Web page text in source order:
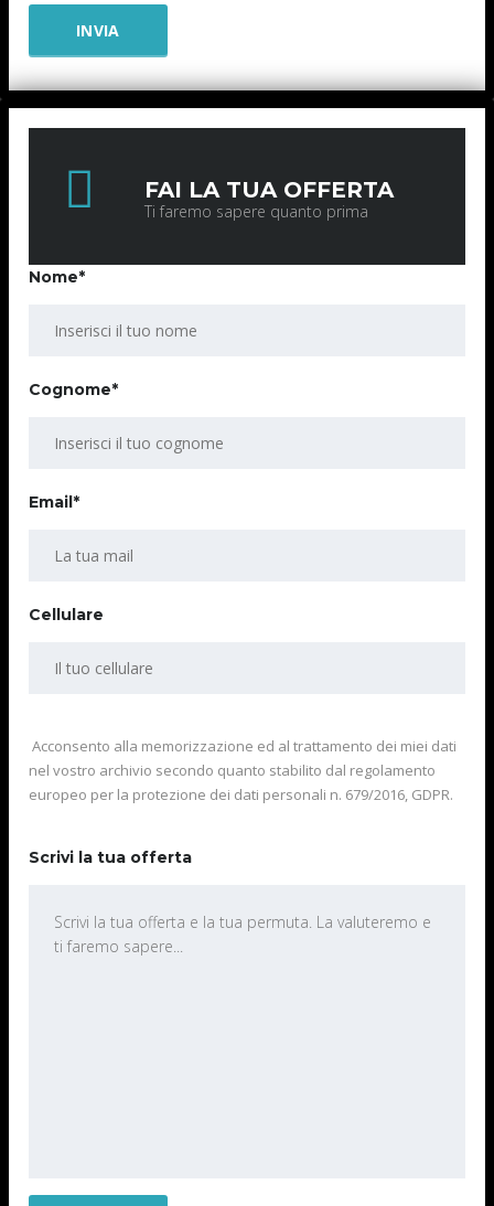
FAI LA TUA OFFERTA
Ti faremo sapere quanto prima
Nome*
Cognome*
Email*
Cellulare
Acconsento alla memorizzazione ed al trattamento dei miei dati
nel vostro archivio secondo quanto stabilito dal regolamento
europeo per la protezione dei dati personali n. 679/2016, GDPR.
Scrivi la tua offerta